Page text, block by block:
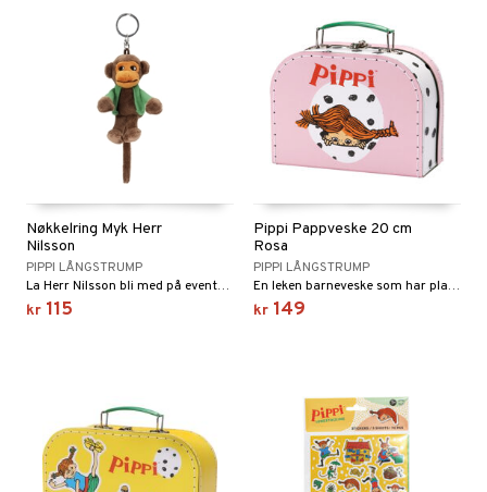
Nøkkelring Myk Herr
Nilsson
PIPPI LÅNGSTRUMP
La Herr Nilsson bli med på eventyret!
kr 115
Pippi Pappveske 20 cm
Rosa
PIPPI LÅNGSTRUMP
En leken barneveske som har plass til de aller viktigste tingene!
kr 149